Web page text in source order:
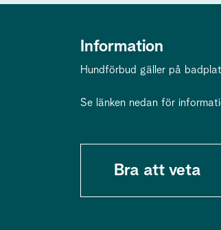
Information
Hundförbud gäller på
Se länken nedan för
Bra att veta